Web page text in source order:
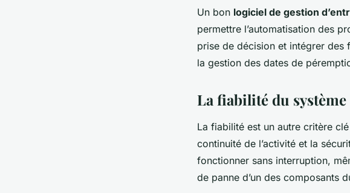
Un bon logiciel de gestion
permettre l’automatisation des
prise de décision et intégrer des
la gestion des dates de
La fiabilité du système
La fiabilité est un autre critère
continuité de l’activité et la
fonctionner sans interruption,
de panne d’un des composants